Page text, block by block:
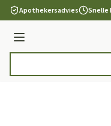
Ga naar de inhoud
Apothekersadvies Snelle
Menu